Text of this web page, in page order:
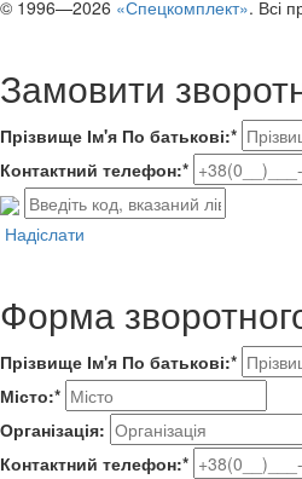
© 1996—2026 «Спецкомплект». Всі
Замовити
Прізвище Ім'я По батькові:*
Контактний телефон:*
Надіслати
Форма
Прізвище Ім'я По батькові:*
Місто:*
Організація:
Контактний телефон:*